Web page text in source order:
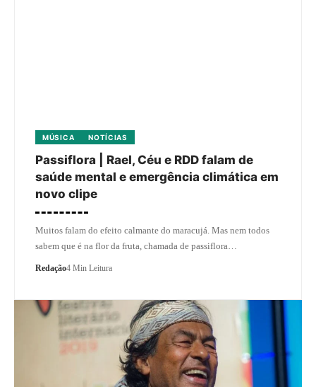
MÚSICA NOTÍCIAS
Passiflora | Rael, Céu e RDD falam de
saúde mental e emergência climática em
novo clipe
Muitos falam do efeito calmante do maracujá. Mas nem todos
sabem que é na flor da fruta, chamada de passiflora…
Redação4 Min Leitura